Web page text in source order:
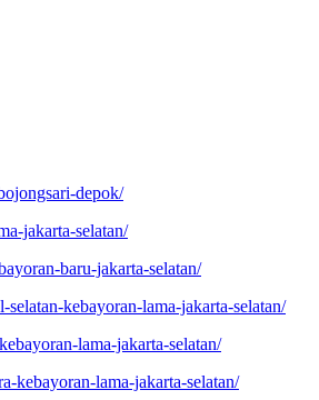
depok/
jakarta-selatan/
baru-jakarta-selatan/
kebayoran-lama-jakarta-selatan/
lama-jakarta-selatan/
kebayoran-lama-jakarta-selatan/